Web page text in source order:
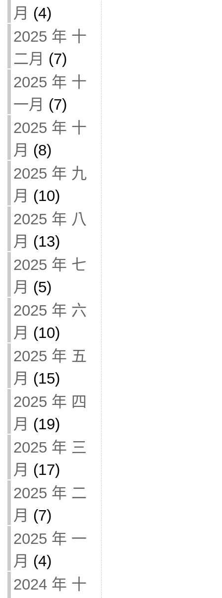
月 (4)
2025 年 十
二月 (7)
2025 年 十
一月 (7)
2025 年 十
月 (8)
2025 年 九
月 (10)
2025 年 八
月 (13)
2025 年 七
月 (5)
2025 年 六
月 (10)
2025 年 五
月 (15)
2025 年 四
月 (19)
2025 年 三
月 (17)
2025 年 二
月 (7)
2025 年 一
月 (4)
2024 年 十